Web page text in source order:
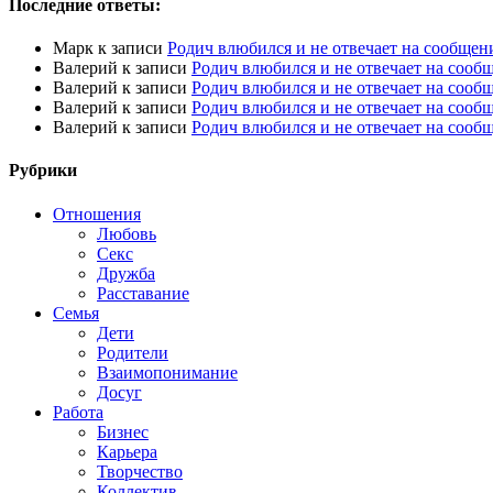
Последние ответы:
Марк к записи Родич влюбился и не отвечает на
Валерий к записи Родич влюбился и не отвечает на
Валерий к записи Родич влюбился и не отвечает на
Валерий к записи Родич влюбился и не отвечает на
Валерий к записи Родич влюбился и не отвечает на
Рубрики
Отношения
Любовь
Секс
Дружба
Расставание
Семья
Дети
Родители
Взаимопонимание
Досуг
Работа
Бизнес
Карьера
Творчество